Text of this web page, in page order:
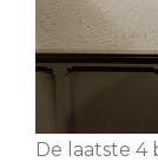
De laatste 4